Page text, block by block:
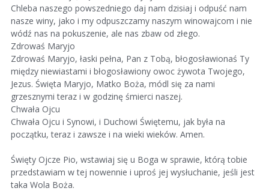
Chleba naszego powszedniego daj nam dzisiaj i odpuść nam
nasze winy, jako i my odpuszczamy naszym winowajcom i nie
wódź nas na pokuszenie, ale nas zbaw od złego.
Zdrowaś Maryjo
Zdrowaś Maryjo, łaski pełna, Pan z Tobą, błogosławionaś Ty
między niewiastami i błogosławiony owoc żywota Twojego,
Jezus. Święta Maryjo, Matko Boża, módl się za nami
grzesznymi teraz i w godzinę śmierci naszej.
Chwała Ojcu
Chwała Ojcu i Synowi, i Duchowi Świętemu, jak była na
początku, teraz i zawsze i na wieki wieków. Amen.
Święty Ojcze Pio, wstawiaj się u Boga w sprawie, którą tobie
przedstawiam w tej nowennie i uproś jej wysłuchanie, jeśli jest
taka Wola Boża.